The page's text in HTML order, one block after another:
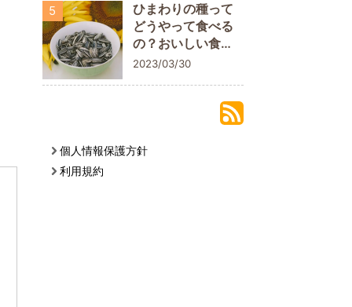
ひまわりの種って
どうやって食べる
の？おいしい食べ
方や栄養素を解説
2023/03/30
5
個人情報保護方針
利用規約